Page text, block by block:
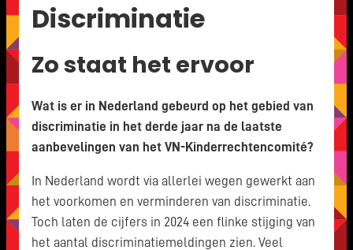
Discriminatie
Zo staat het ervoor
Wat is er in Nederland gebeurd op het gebied van
discriminatie in het derde jaar na de laatste
aanbevelingen van het VN-Kinderrechtencomité?
In Nederland wordt via allerlei wegen gewerkt aan
het voorkomen en verminderen van discriminatie.
Toch laten de cijfers in 2024 een flinke stijging van
het aantal discriminatiemeldingen zien. Veel